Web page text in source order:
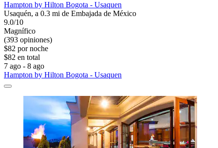
Hampton by Hilton Bogota - Usaquen
Usaquén, a 0.3 mi de Embajada de México
9.0/10
Magnífico
(393 opiniones)
$82 por noche
$82 en total
7 ago - 8 ago
Hampton by Hilton Bogota - Usaquen